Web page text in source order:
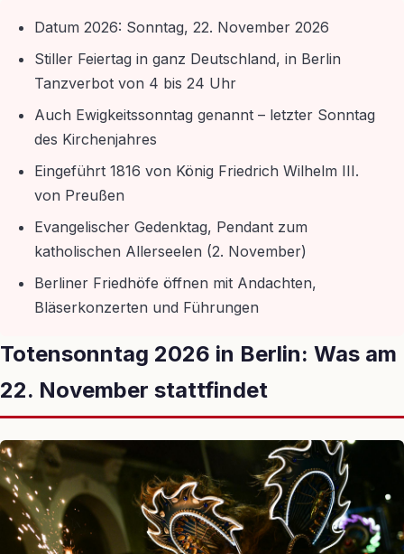
Datum 2026: Sonntag, 22. November 2026
Stiller Feiertag in ganz Deutschland, in Berlin
Tanzverbot von 4 bis 24 Uhr
Auch Ewigkeitssonntag genannt – letzter Sonntag
des Kirchenjahres
Eingeführt 1816 von König Friedrich Wilhelm III.
von Preußen
Evangelischer Gedenktag, Pendant zum
katholischen Allerseelen (2. November)
Berliner Friedhöfe öffnen mit Andachten,
Bläserkonzerten und Führungen
Totensonntag 2026 in Berlin: Was am
22. November stattfindet